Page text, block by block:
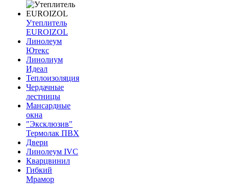
Утеплитель
EUROIZOL
Линолеум
Ютекс
Линолиум
Идеал
Теплоизоляция
Чердачные
лестницы
Мансардные
окна
"Эксклюзив"
Термолак ПВХ
Двери
Линолеум IVC
Кварцвинил
Гибкий
Мрамор